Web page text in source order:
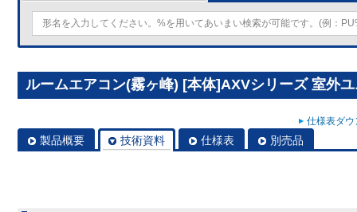
ルームエアコン(霧ヶ峰) [本体]AXVシリーズ 室外
仕様表ダ
製品概要 技術資料 仕様表 別売品